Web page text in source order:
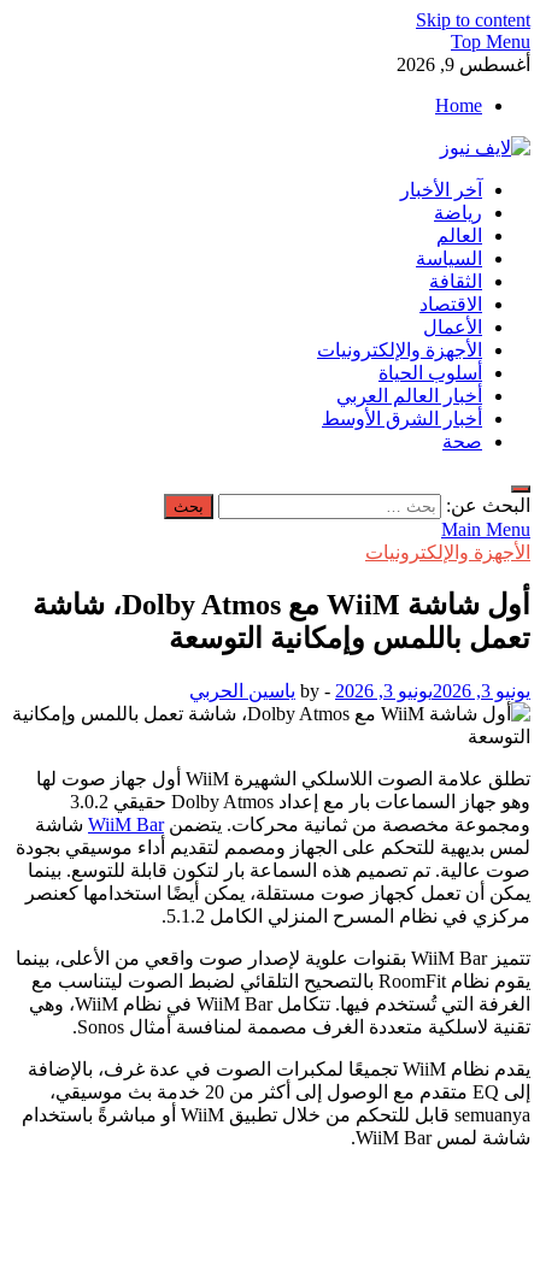
Skip to content
Top Menu
أغسطس 9, 2026
Home
لايف نيوز
آخر الأخبار العاجلة لحظة بلحظة من العالم العربي والعالم
آخر الأخبار
رياضة
العالم
السياسة
الثقافة
الاقتصاد
الأعمال
الأجهزة والإلكترونيات
أسلوب الحياة
أخبار العالم العربي
أخبار الشرق الأوسط
صحة
البحث عن:
Main Menu
الأجهزة والإلكترونيات
أول شاشة WiiM مع Dolby Atmos، شاشة
تعمل باللمس وإمكانية التوسعة
يونيو 3, 2026 يونيو 3, 2026 -
by ياسين الحربي
تطلق علامة الصوت اللاسلكي الشهيرة WiiM أول جهاز صوت لها
وهو جهاز السماعات بار مع إعداد Dolby Atmos حقيقي 3.0.2
ومجموعة مخصصة من ثمانية محركات. يتضمنWiiM Bar شاشة
لمس بديهية للتحكم على الجهاز ومصمم لتقديم أداء موسيقي بجودة
صوت عالية. تم تصميم هذه السماعة بار لتكون قابلة للتوسع. بينما
يمكن أن تعمل كجهاز صوت مستقلة، يمكن أيضًا استخدامها كعنصر
مركزي في نظام المسرح المنزلي الكامل 5.1.2.
تتميز WiiM Bar بقنوات علوية لإصدار صوت واقعي من الأعلى، بينما
يقوم نظام RoomFit بالتصحيح التلقائي لضبط الصوت ليتناسب مع
الغرفة التي تُستخدم فيها. تتكامل WiiM Bar في نظام WiiM، وهي
تقنية لاسلكية متعددة الغرف مصممة لمنافسة أمثال Sonos.
يقدم نظام WiiM تجميعًا لمكبرات الصوت في عدة غرف، بالإضافة
إلى EQ متقدم مع الوصول إلى أكثر من 20 خدمة بث موسيقي،
semuanya قابل للتحكم من خلال تطبيق WiiM أو مباشرةً باستخدام
شاشة لمس WiiM Bar.